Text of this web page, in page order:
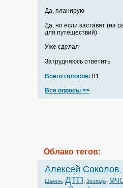
Да, планирую
Да, но если заставят (на
для путешествий)
Уже сделал
Затрудняюсь ответить
Всего голосов: 81
Все опросы >>
Облако тегов:
Алексей Соколов,
Шамин, ДТП, Зоопарк,